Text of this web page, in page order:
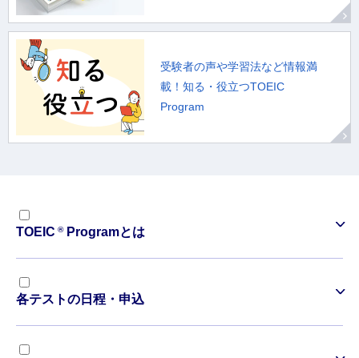
受験者の声や学習法など情報満
載！知る・役立つTOEIC
Program
TOEIC ®Programとは
各テストの日程・申込